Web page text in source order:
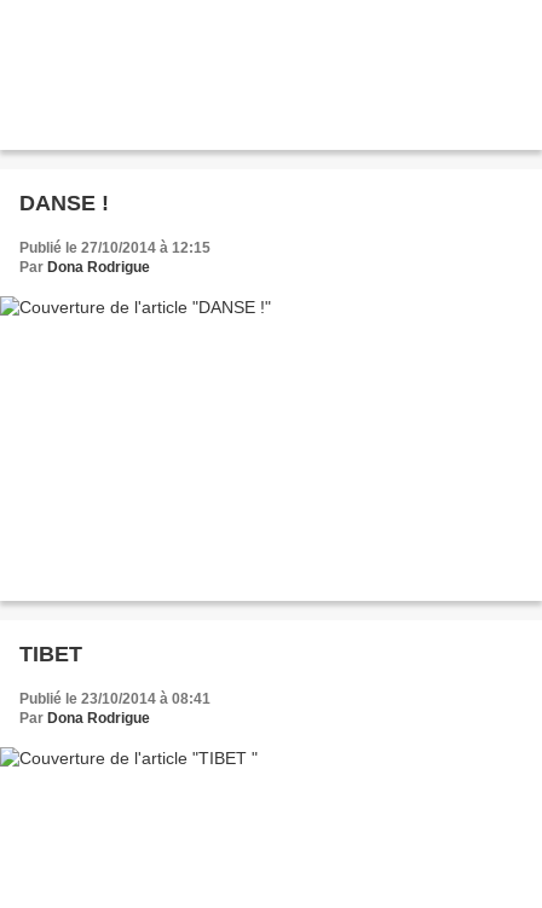
DANSE !
Publié le 27/10/2014 à 12:15
Par Dona Rodrigue
TIBET
Publié le 23/10/2014 à 08:41
Par Dona Rodrigue